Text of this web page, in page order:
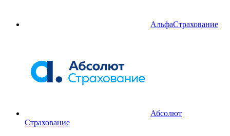
АльфаСтрахование
Абсолют
Страхование